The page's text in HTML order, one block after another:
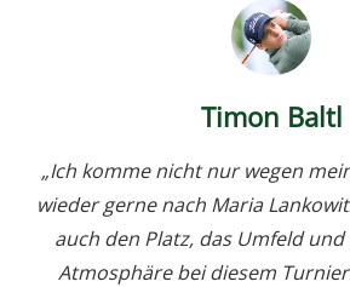
Timon Baltl
„Ich komme nicht nur wegen
wieder gerne nach Maria
auch den Platz, das Umfeld
Atmosphäre bei diesem